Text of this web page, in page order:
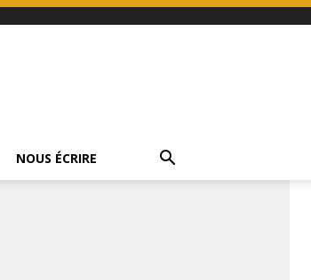
NOUS ÉCRIRE